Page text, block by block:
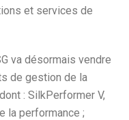
et services de
va désormais vendre
de gestion de la
: SilkPerformer V,
la performance ;